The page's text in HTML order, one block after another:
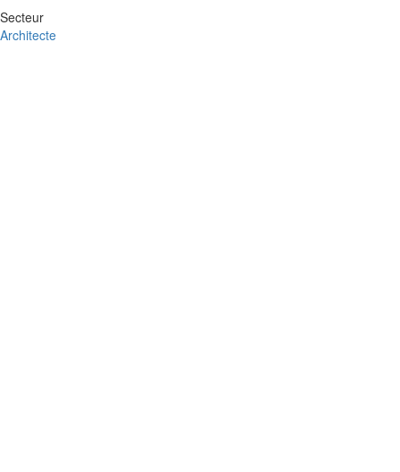
Secteur
Architecte